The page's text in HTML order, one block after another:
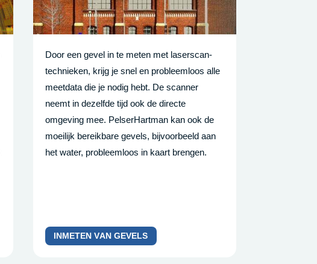
Door een gevel in te meten met laserscan­
technieken, krijg je snel en probleemloos alle
meetdata die je nodig hebt. De scanner
neemt in dezelfde tijd ook de directe
omgeving mee. PelserHartman kan ook de
moeilijk bereikbare gevels, bijvoorbeeld aan
het water, probleemloos in kaart brengen.
INMETEN VAN GEVELS